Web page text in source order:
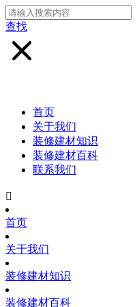
查找
首页
关于我们
装修建材知识
装修建材百科
联系我们

首页
关于我们
装修建材知识
装修建材百科